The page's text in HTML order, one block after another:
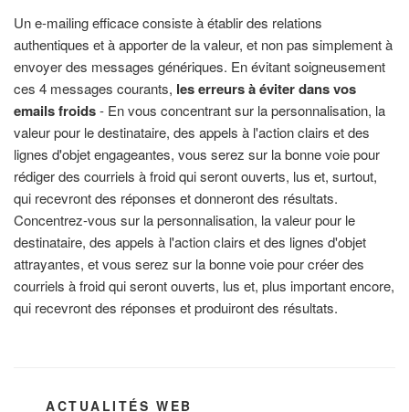
Un e-mailing efficace consiste à établir des relations
authentiques et à apporter de la valeur, et non pas simplement à
envoyer des messages génériques. En évitant soigneusement
ces 4 messages courants, les erreurs à éviter dans vos
emails froids- En vous concentrant sur la personnalisation, la
valeur pour le destinataire, des appels à l'action clairs et des
lignes d'objet engageantes, vous serez sur la bonne voie pour
rédiger des courriels à froid qui seront ouverts, lus et, surtout,
qui recevront des réponses et donneront des résultats.
Concentrez-vous sur la personnalisation, la valeur pour le
destinataire, des appels à l'action clairs et des lignes d'objet
attrayantes, et vous serez sur la bonne voie pour créer des
courriels à froid qui seront ouverts, lus et, plus important encore,
qui recevront des réponses et produiront des résultats.
CATÉGORIES
ACTUALITÉS WEB